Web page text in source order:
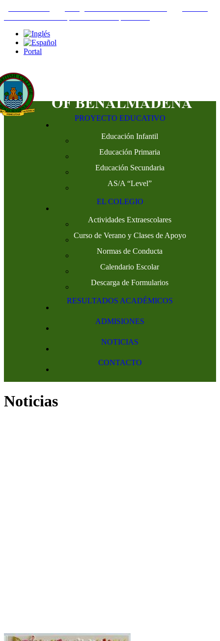
Portal
PROYECTO EDUCATIVO
Educación Infantil
Educación Primaria
Educación Secundaria
AS/A “Level”
EL COLEGIO
Actividades Extraescolares
Curso de Verano y Clases de Apoyo
Normas de Conducta
Calendario Escolar
Descarga de Formularios
RESULTADOS ACADÉMICOS
ADMISIONES
NOTICIAS
CONTACTO
Noticias